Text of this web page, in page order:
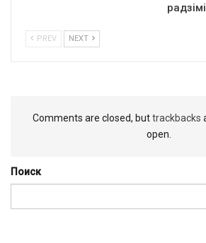
PREV NEXT
Comments are closed, buttrackbacks
open.
Поиск